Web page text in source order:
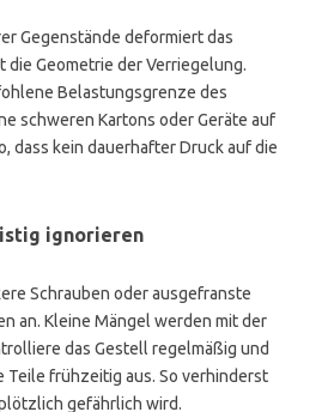
Gegenstände deformiert das
die Geometrie der Verriegelung.
Belastungsgrenze des
schweren Kartons oder Geräte auf
dass kein dauerhafter Druck auf die
ignorieren
Schrauben oder ausgefranste
an. Kleine Mängel werden mit der
das Gestell regelmäßig und
Teile frühzeitig aus. So verhinderst
gefährlich wird.